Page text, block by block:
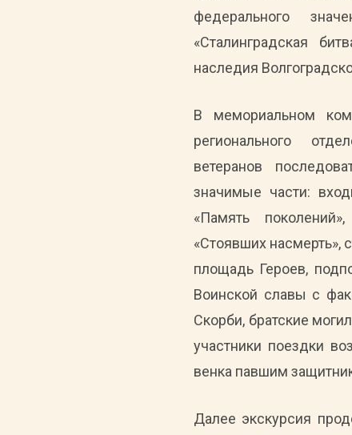
федерального
«Сталинградская
наследия
В мемориальном
регионального
ветеранов
значимые части:
«Память
«Стоявших насмерть»,
площадь Героев,
Воинской славы с
Скорби, братские
участники поездки
венка павшим
Далее экскурсия